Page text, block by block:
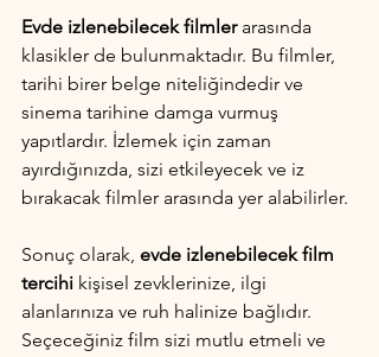
Evde izlenebilecek filmler arasında
klasikler de bulunmaktadır. Bu filmler,
tarihi birer belge niteliğindedir ve
sinema tarihine damga vurmuş
yapıtlardır. İzlemek için zaman
ayırdığınızda, sizi etkileyecek ve iz
bırakacak filmler arasında yer alabilirler.
Sonuç olarak, evde izlenebilecek film
tercihi kişisel zevklerinize, ilgi
alanlarınıza ve ruh halinize bağlıdır.
Seçeceğiniz film sizi mutlu etmeli ve